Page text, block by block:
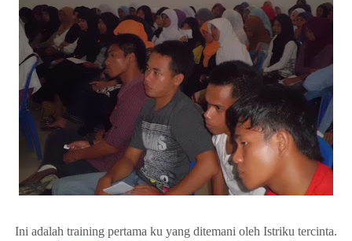
Ini adalah training pertama ku yang ditemani oleh Istriku tercinta.